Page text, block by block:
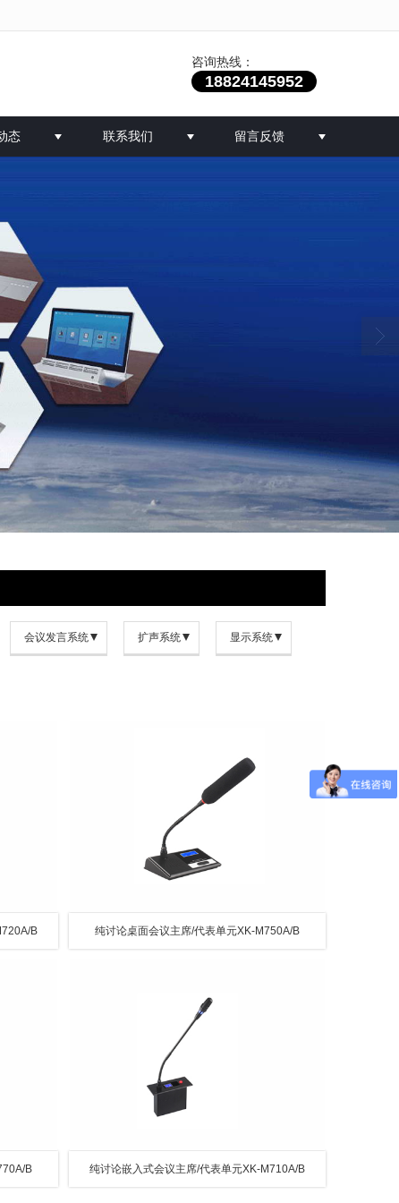
咨询热线：
18824145952
态 联系我们 留言反馈
会议发言系统 扩声系统 显示系统
B 纯讨论桌面会议主席/代表单元XK-M750A/B
B 纯讨论嵌入式会议主席/代表单元XK-M710A/B